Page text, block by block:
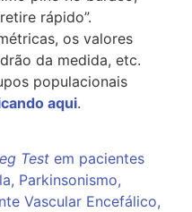
rápido”.
os valores
da medida, etc.
populacionais
aqui.
Test em pacientes
Parkinsonismo,
Vascular Encefálico,